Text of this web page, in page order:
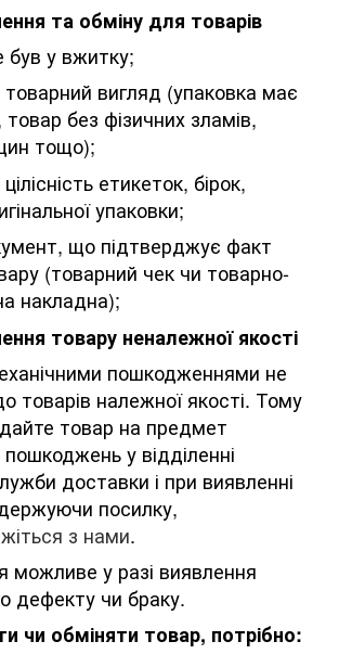
та обміну для товарів
був у вжитку;
вигляд (упаковка має
без фізичних зламів,
тощо);
етикеток, бірок,
упаковки;
що підтверджує факт
(товарний чек чи товарно-
накладна);
товару неналежної якості
пошкодженнями не
товарів належної якості. Тому
товар на предмет
у відділенні
доставки і при виявленні
посилку,
з нами.
можливе у разі виявлення
дефекту чи браку.
чи обміняти товар, потрібно: